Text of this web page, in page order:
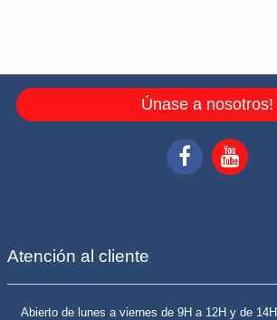
Únase a nosotros!
Atención al cliente
Abierto de lunes a viernes de 9H a 12H y de